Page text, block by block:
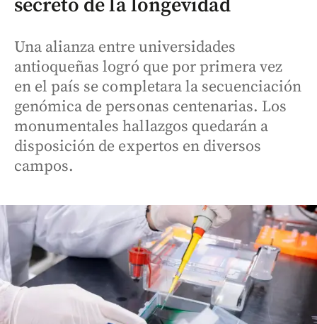
secreto de la longevidad
Una alianza entre universidades
antioqueñas logró que por primera vez
en el país se completara la secuenciación
genómica de personas centenarias. Los
monumentales hallazgos quedarán a
disposición de expertos en diversos
campos.